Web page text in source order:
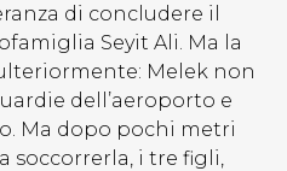
di concludere il
Seyit Ali. Ma la
Melek non
dell’aeroporto e
Ma dopo pochi metri
soccorrerla, i tre figli,